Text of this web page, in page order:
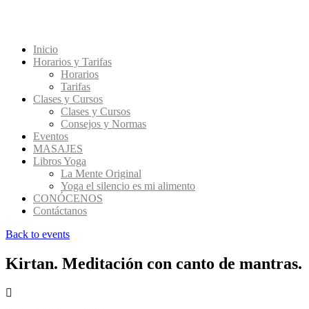
Inicio
Horarios y Tarifas
Horarios
Tarifas
Clases y Cursos
Clases y Cursos
Consejos y Normas
Eventos
MASAJES
Libros Yoga
La Mente Original
Yoga el silencio es mi alimento
CONÓCENOS
Contáctanos
Back to events
Kirtan. Meditación con canto de mantras.